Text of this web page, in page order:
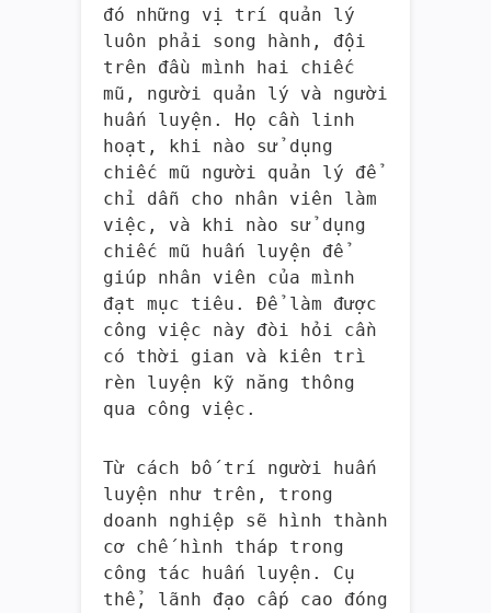
đó những vị trí quản lý
luôn phải song hành, đội
trên đầu mình hai chiếc
mũ, người quản lý và người
huấn luyện. Họ cần linh
hoạt, khi nào sử dụng
chiếc mũ người quản lý để
chỉ dẫn cho nhân viên làm
việc, và khi nào sử dụng
chiếc mũ huấn luyện để
giúp nhân viên của mình
đạt mục tiêu. Để làm được
công việc này đòi hỏi cần
có thời gian và kiên trì
rèn luyện kỹ năng thông
qua công việc.
Từ cách bố trí người huấn
luyện như trên, trong
doanh nghiệp sẽ hình thành
cơ chế hình tháp trong
công tác huấn luyện. Cụ
thể, lãnh đạo cấp cao đóng